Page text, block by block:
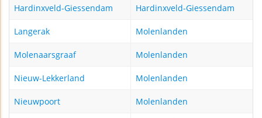
Hardinxveld-Giessendam Hardinxveld-Giessendam
Langerak Molenlanden
Molenaarsgraaf Molenlanden
Nieuw-Lekkerland Molenlanden
Nieuwpoort Molenlanden